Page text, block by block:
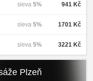
941 Kč
sleva 5%
1701 Kč
sleva 5%
3221 Kč
sleva 5%
Plzeň